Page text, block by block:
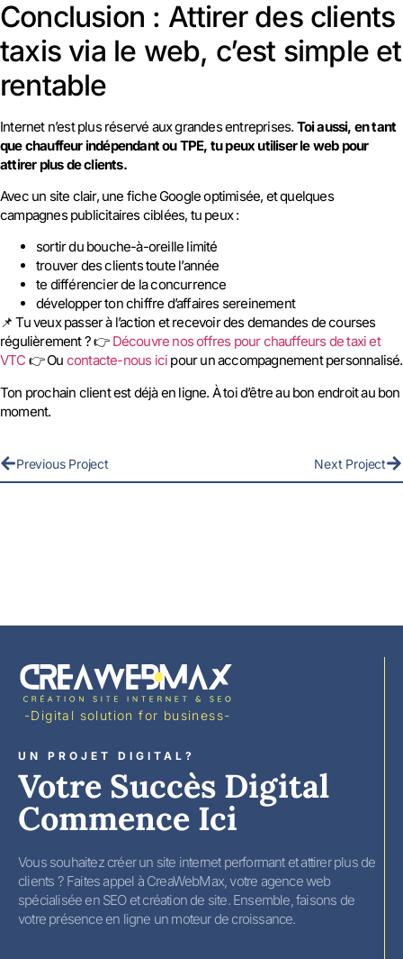
Conclusion : Attirer des clients
taxis via le web, c’est simple et
rentable
Internet n’est plus réservé aux grandes entreprises. Toi aussi, en tant
que chauffeur indépendant ou TPE, tu peux utiliser le web pour
attirer plus de clients.
Avec un site clair, une fiche Google optimisée, et quelques
campagnes publicitaires ciblées, tu peux :
sortir du bouche-à-oreille limité
trouver des clients toute l’année
te différencier de la concurrence
développer ton chiffre d’affaires sereinement
📌 Tu veux passer à l’action et recevoir des demandes de courses
régulièrement ? 👉 Découvre nos offres pour chauffeurs de taxi et
VTC 👉 Ou contacte-nous ici pour un accompagnement personnalisé.
Ton prochain client est déjà en ligne. À toi d’être au bon endroit au bon
moment.
Previous Project Next Project
-Digital solution for business-
UN PROJET DIGITAL?
Votre Succès Digital
Commence Ici
Vous souhaitez créer un site internet performant et attirer plus de
clients ? Faites appel à CreaWebMax, votre agence web
spécialisée en SEO et création de site. Ensemble, faisons de
votre présence en ligne un moteur de croissance.